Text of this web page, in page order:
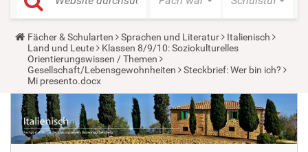
Y
o
u
a
r
e
h
e
r
e
:
Fächer & Schularten Sprachen und Literatur
Italienisch
Land und Leute
Klassen 8/9/10: Soziokulturelles
Orientierungswissen / Themen
Gesellschaft/Lebensgewohnheiten
Steckbrief: Wer bin ich?
Mi presento.docx